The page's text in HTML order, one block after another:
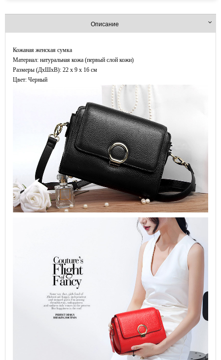
Описание
Кожаная женская сумка
Материал: натуральная кожа (первый слой кожи)
Размеры (ДxШхВ): 22 x 9 x 16 см
Цвет: Черный